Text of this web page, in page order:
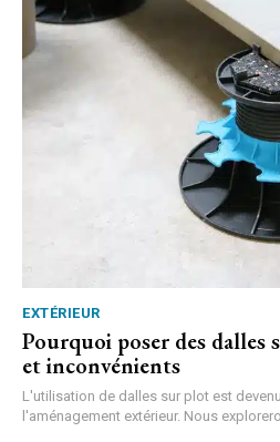
EXTÉRIEUR
Pourquoi poser des dalles
et inconvénients
L'utilisation de dalles sur plot est
l'aménagement extérieur. Nous